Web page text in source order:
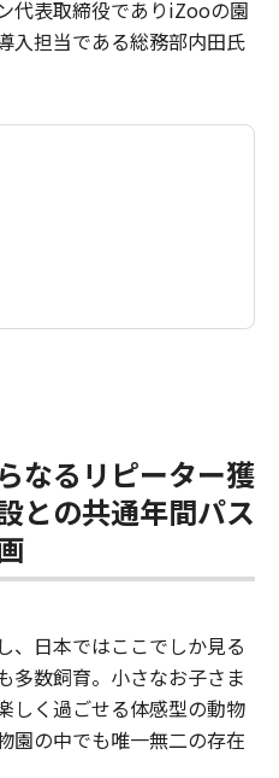
代表取締役でありiZooの園
入担当である総務部内田氏
なるリピーター獲
との共通年間パス
、日本ではここでしか見る
多数飼育。小さなお子さま
しく過ごせる体感型の動物
園の中でも唯一無二の存在